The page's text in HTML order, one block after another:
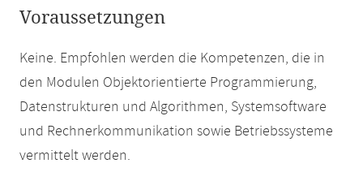
Voraussetzungen
Keine. Empfohlen werden die Kompetenzen, die in
den Modulen Objektorientierte Programmierung,
Datenstrukturen und Algorithmen, Systemsoftware
und Rechnerkommunikation sowie Betriebssysteme
vermittelt werden.